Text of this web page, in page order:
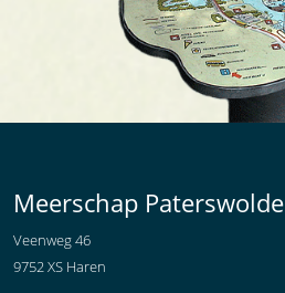
Meerschap Paterswolde
Veenweg 46
9752 XS Haren